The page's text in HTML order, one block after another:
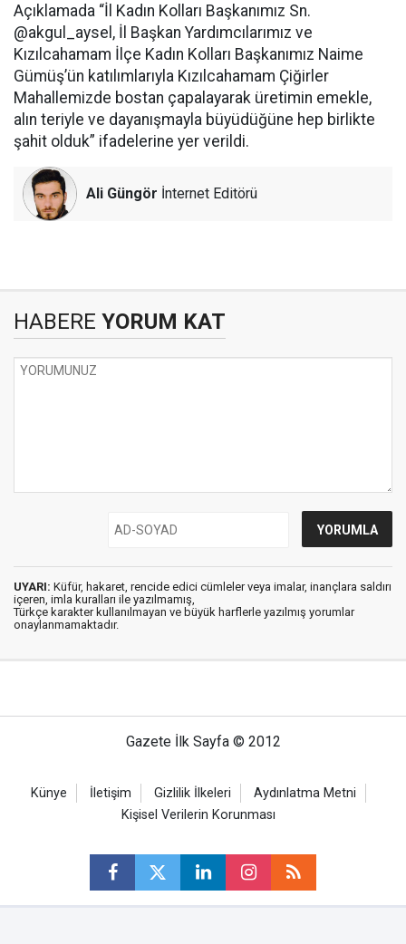
Açıklamada “İl Kadın Kolları Başkanımız Sn.
@akgul_aysel, İl Başkan Yardımcılarımız ve
Kızılcahamam İlçe Kadın Kolları Başkanımız Naime
Gümüş’ün katılımlarıyla Kızılcahamam Çiğirler
Mahallemizde bostan çapalayarak üretimin emekle,
alın teriyle ve dayanışmayla büyüdüğüne hep birlikte
şahit olduk” ifadelerine yer verildi.
Ali Güngör İnternet Editörü
HABERE YORUM KAT
UYARI: Küfür, hakaret, rencide edici cümleler veya imalar, inançlara saldırı
içeren, imla kuralları ile yazılmamış,
Türkçe karakter kullanılmayan ve büyük harflerle yazılmış yorumlar
onaylanmamaktadır.
Gazete İlk Sayfa © 2012
Künye İletişim Gizlilik İlkeleri
Aydınlatma Metni
Kişisel Verilerin Korunması